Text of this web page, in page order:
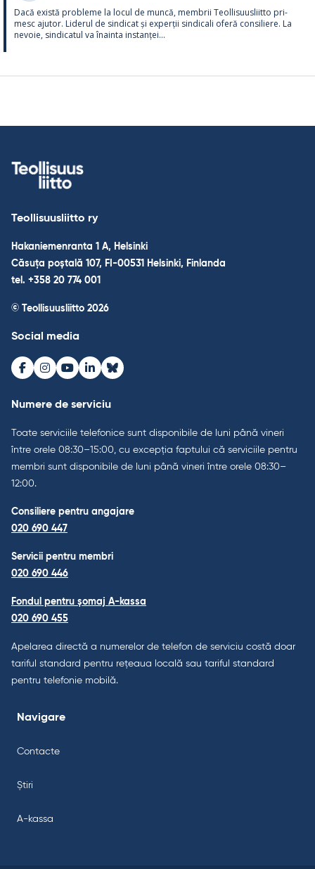
Dacă există probleme la locul de muncă, mem­brii Teol­li­suus­liitto pri­
mesc aju­tor. Li­de­rul de sin­dicat și ex­perții sin­dicali oferă con­si­liere. La
ne­voie, sin­dica­tul va înainta ins­tanței...
Teollisuusliitto ry
Hakaniemenranta 1 A, Helsinki
Căsuța poștală 107, FI-00531 Helsinki, Finlanda
tel. +358 20 774 001
© Teollisuusliitto 2026
Social media
Facebook
Instagram
Youtube
LinkedInBluesky
Numere de serviciu
Toate serviciile telefonice sunt disponibile de luni până vineri
între orele 08:30–15:00, cu excepția faptului că serviciile pentru
membri sunt disponibile de luni până vineri între orele 08:30–
12:00.
Consiliere pentru angajare
020 690 447
Servicii pentru membri
020 690 446
Fondul pentru șomaj A-kassa
020 690 455
Apelarea directă a numerelor de telefon de serviciu costă doar
tariful standard pentru rețeaua locală sau tariful standard
pentru telefonie mobilă.
Navigare
Contacte
Știri
A-kassa